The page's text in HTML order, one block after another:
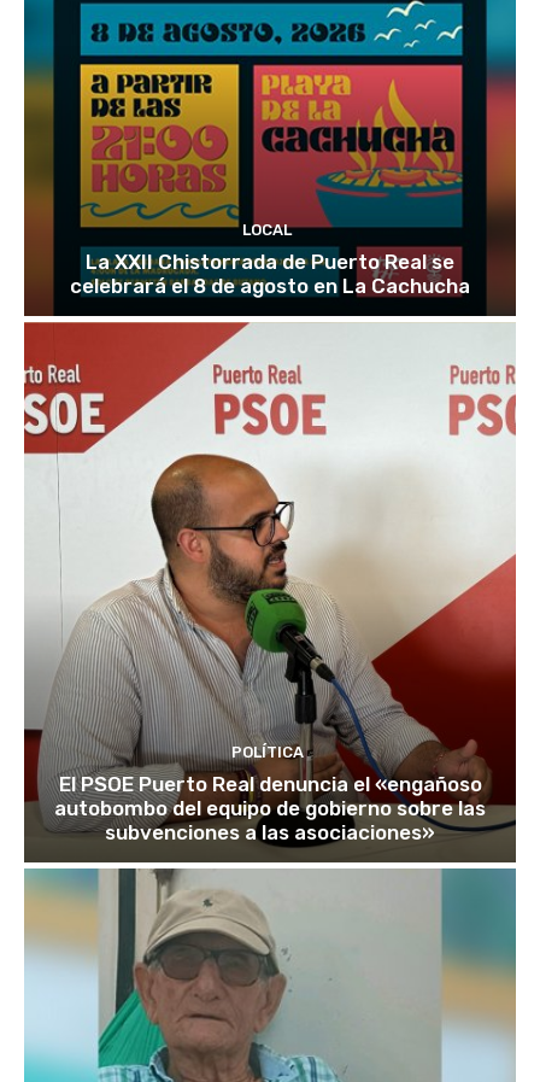
LOCAL
La XXII Chistorrada de Puerto Real se
celebrará el 8 de agosto en La Cachucha
POLÍTICA
El PSOE Puerto Real denuncia el «engañoso
autobombo del equipo de gobierno sobre las
subvenciones a las asociaciones»